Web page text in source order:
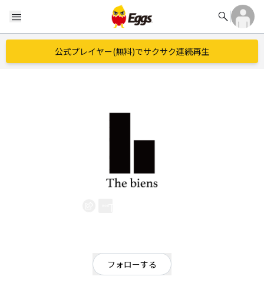
menu search
公式プレイヤー(無料)でサクサク連続再生
フォローする